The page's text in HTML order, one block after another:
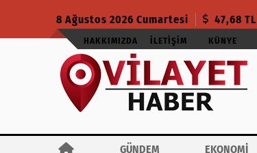
8 Ağustos 2026 Cumartesi 47,68 TL
HAKKIMIZDA İLETIŞIM KÜNYE
GÜNDEM EKONOMİ